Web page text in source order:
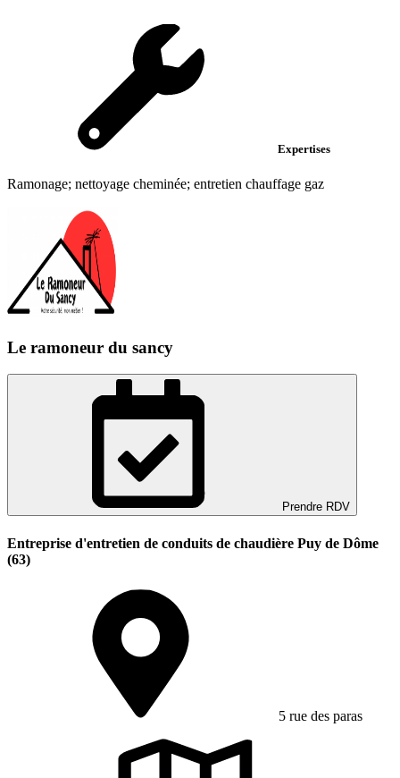
Expertises
Ramonage; nettoyage cheminée; entretien chauffage gaz
Le ramoneur du sancy
Prendre RDV
Entreprise d'entretien de conduits de chaudière Puy de Dôme
(63)
5 rue des paras